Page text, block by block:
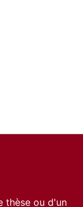
thèse ou d'un